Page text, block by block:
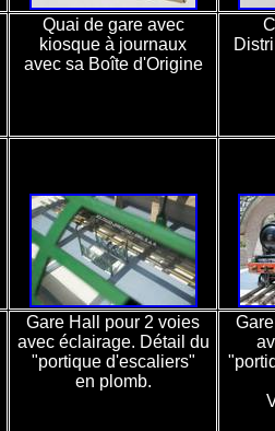
Quai de gare avec
kiosque à journaux
avec sa Boîte d'Origine
Gare Hall pour 2 voies
avec éclairage. Détail du
"portique d'escaliers"
en plomb.